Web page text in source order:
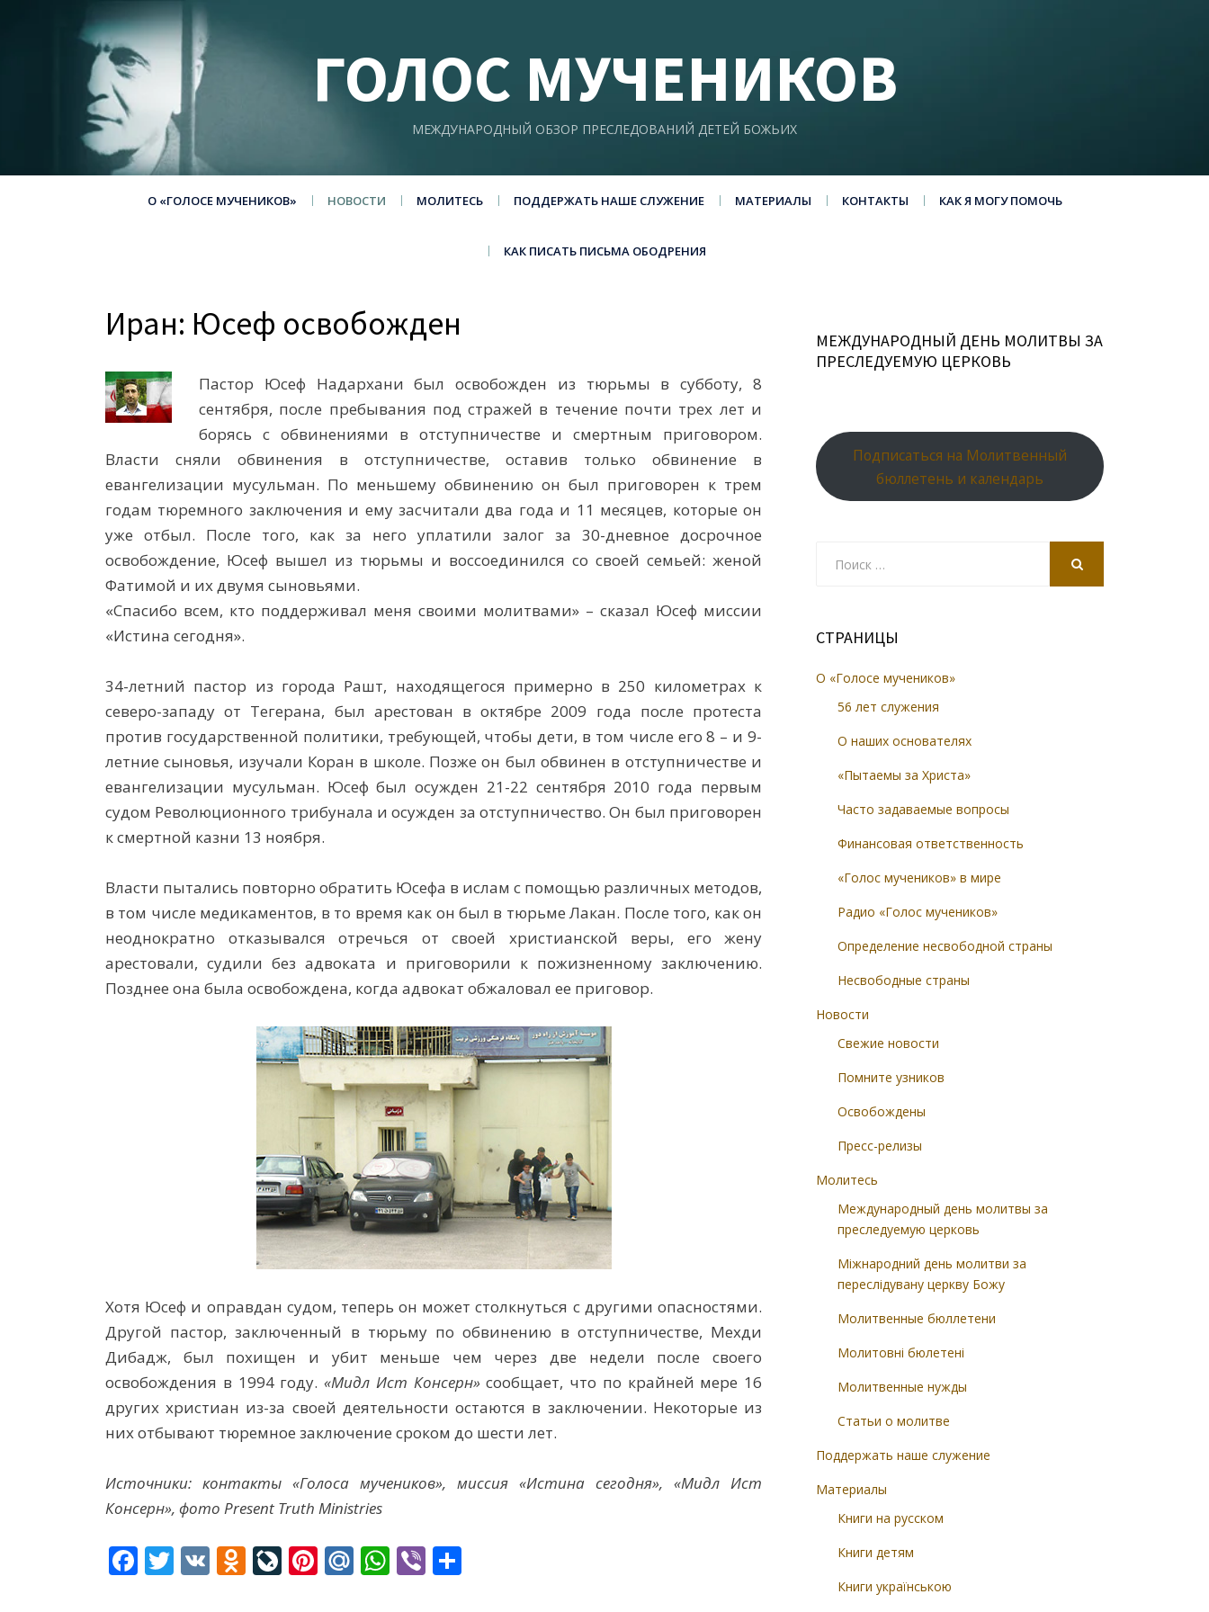
ГОЛОС МУЧЕНИКОВ
МЕЖДУНАРОДНЫЙ ОБЗОР ПРЕСЛЕДОВАНИЙ ДЕТЕЙ БОЖЬИХ
О «ГОЛОСЕ МУЧЕНИКОВ» НОВОСТИ МОЛИТЕСЬ ПОДДЕРЖАТЬ НАШЕ СЛУЖЕНИЕ МАТЕРИАЛЫ КОНТАКТЫ КАК Я МОГУ ПОМОЧЬ
КАК ПИСАТЬ ПИСЬМА ОБОДРЕНИЯ
Иран: Юсеф освобожден
Пастор Юсеф Надархани был освобожден из тюрьмы в субботу, 8
сентября, после пребывания под стражей в течение почти трех лет и
борясь с обвинениями в отступничестве и смертным приговором.
Власти сняли обвинения в отступничестве, оставив только обвинение в
евангелизации мусульман. По меньшему обвинению он был приговорен к трем
годам тюремного заключения и ему засчитали два года и 11 месяцев, которые он
уже отбыл. После того, как за него уплатили залог за 30-дневное досрочное
освобождение, Юсеф вышел из тюрьмы и воссоединился со своей семьей: женой
Фатимой и их двумя сыновьями.
«Спасибо всем, кто поддерживал меня своими молитвами» – сказал Юсеф миссии
«Истина сегодня».
34-летний пастор из города Рашт, находящегося примерно в 250 километрах к
северо-западу от Тегерана, был арестован в октябре 2009 года после протеста
против государственной политики, требующей, чтобы дети, в том числе его 8 – и 9-
летние сыновья, изучали Коран в школе. Позже он был обвинен в отступничестве и
евангелизации мусульман. Юсеф был осужден 21-22 сентября 2010 года первым
судом Революционного трибунала и осужден за отступничество. Он был приговорен
к смертной казни 13 ноября.
Власти пытались повторно обратить Юсефа в ислам с помощью различных методов,
в том числе медикаментов, в то время как он был в тюрьме Лакан. После того, как он
неоднократно отказывался отречься от своей христианской веры, его жену
арестовали, судили без адвоката и приговорили к пожизненному заключению.
Позднее она была освобождена, когда адвокат обжаловал ее приговор.
Хотя Юсеф и оправдан судом, теперь он может столкнуться с другими опасностями.
Другой пастор, заключенный в тюрьму по обвинению в отступничестве, Мехди
Дибадж, был похищен и убит меньше чем через две недели после своего
освобождения в 1994 году. «Мидл Ист Консерн»сообщает, что по крайней мере 16
других христиан из-за своей деятельности остаются в заключении. Некоторые из
них отбывают тюремное заключение сроком до шести лет.
Источники: контакты «Голоса мучеников», миссия «Истина сегодня», «Мидл Ист
Консерн», фото Present Truth Ministries
F T V O Li Pi M W Vi
МЕЖДУНАРОДНЫЙ ДЕНЬ МОЛИТВЫ ЗА
ПРЕСЛЕДУЕМУЮ ЦЕРКОВЬ
Подписаться на Молитвенный
бюллетень и календарь
СТРАНИЦЫ
О «Голосе мучеников»
56 лет служения
О наших основателях
«Пытаемы за Христа»
Часто задаваемые вопросы
Финансовая ответственность
«Голос мучеников» в мире
Радио «Голос мучеников»
Определение несвободной страны
Несвободные страны
Новости
Свежие новости
Помните узников
Освобождены
Пресс-релизы
Молитесь
Международный день молитвы за
преследуемую церковь
Міжнародний день молитви за
переслідувану церкву Божу
Молитвенные бюллетени
Молитовні бюлетені
Молитвенные нужды
Статьи о молитве
Поддержать наше служение
Материалы
Книги на русском
Книги детям
Книги українською